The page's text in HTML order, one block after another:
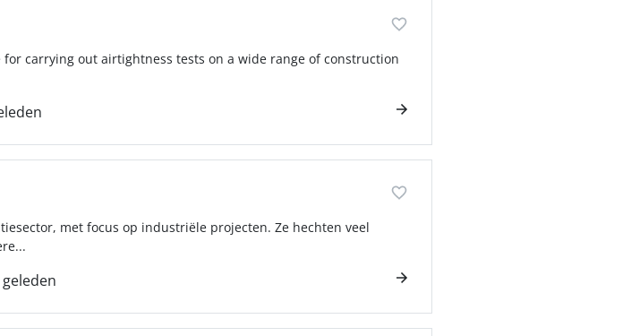
carrying out airtightness tests on a wide range of construction
met focus op industriële projecten. Ze hechten veel